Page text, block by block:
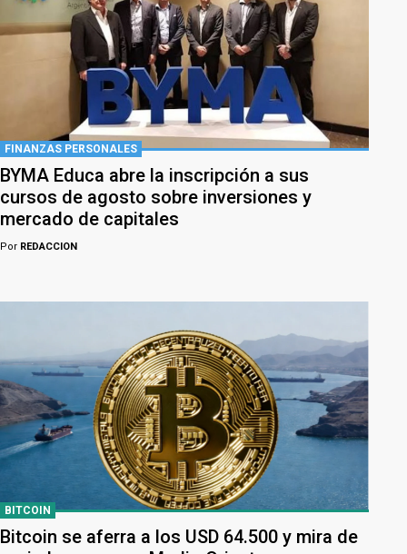
FINANZAS PERSONALES
BYMA Educa abre la inscripción a sus
cursos de agosto sobre inversiones y
mercado de capitales
Por REDACCION
BITCOIN
Bitcoin se aferra a los USD 64.500 y mira de